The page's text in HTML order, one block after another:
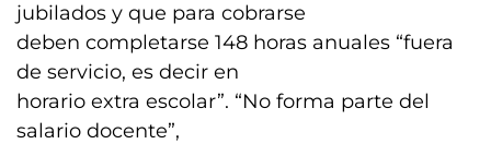
jubilados y que para cobrarse
deben completarse 148 horas anuales “fuera
de servicio, es decir en
horario extra escolar”. “No forma parte del
salario docente”,